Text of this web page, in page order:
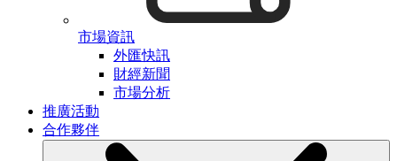
市場資訊
外匯快訊
財經新聞
市場分析
推廣活動
合作夥伴